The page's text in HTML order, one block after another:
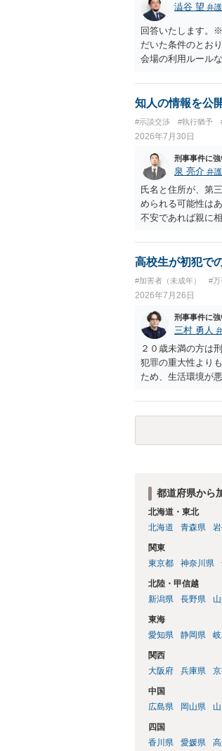
澁谷 望 弁
回答いたします。
だいた条件のとお
会場の利用ルール
参加者からの参加
が自らの財物を失
は生じにくいもの
顧客を誘引するた
銭徴収の可否など
して、まず参加費
とは無関係である
を含む利用目的を
知人の情報を公
#示談交渉 #執行猶予
2026年7月30日
刑事事件に
泉 亮介 弁
氏名と住所が、第
められる可能性は
不安であれば親に
高校生が初犯で
#加害者（未成年） #万
2026年7月26日
刑事事件に
三村 勇人
２０歳未満の方は
犯罪の重大性より
ため、生活環境が
で、適切なアドバ
始か不処分となる
都道府県から
北海道・東北
北海道
青森県
関東
東京都
神奈川県
北陸・甲信越
新潟県
長野県
東海
愛知県
静岡県
関西
大阪府
兵庫県
中国
広島県
岡山県
四国
香川県
愛媛県